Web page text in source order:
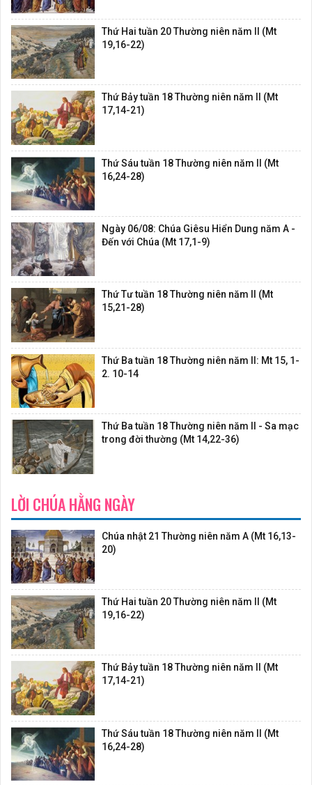
Thứ Hai tuần 20 Thường niên năm II (Mt
19,16-22)
Thứ Bảy tuần 18 Thường niên năm II (Mt
17,14-21)
Thứ Sáu tuần 18 Thường niên năm II (Mt
16,24-28)
Ngày 06/08: Chúa Giêsu Hiển Dung năm A -
Đến với Chúa (Mt 17,1-9)
Thứ Tư tuần 18 Thường niên năm II (Mt
15,21-28)
Thứ Ba tuần 18 Thường niên năm II: Mt 15, 1-
2. 10-14
Thứ Ba tuần 18 Thường niên năm II - Sa mạc
trong đời thường (Mt 14,22-36)
LỜI CHÚA HẰNG NGÀY
Chúa nhật 21 Thường niên năm A (Mt 16,13-
20)
Thứ Hai tuần 20 Thường niên năm II (Mt
19,16-22)
Thứ Bảy tuần 18 Thường niên năm II (Mt
17,14-21)
Thứ Sáu tuần 18 Thường niên năm II (Mt
16,24-28)